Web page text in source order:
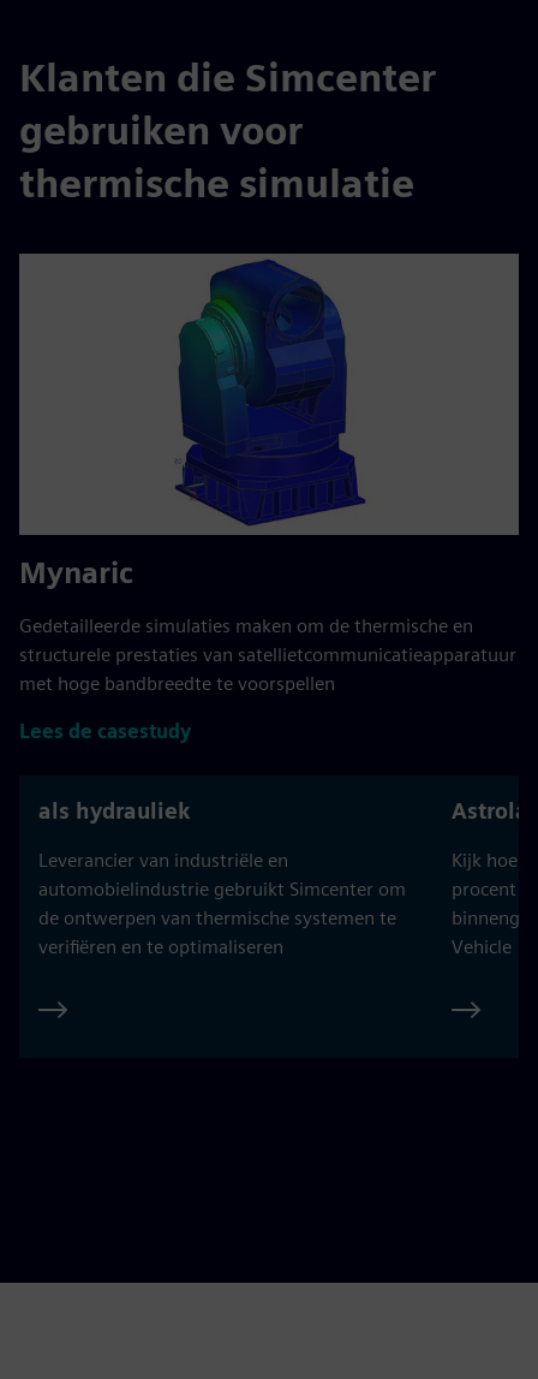
Klanten die Simcenter
gebruiken voor
thermische simulatie
Mynaric
Gedetailleerde simulaties maken om de thermische en
structurele prestaties van satellietcommunicatieapparatuur
met hoge bandbreedte te voorspellen
Lees de casestudy
als hydrauliek
Leverancier van industriële en
automobielindustrie gebruikt Simcenter om
de ontwerpen van thermische systemen te
verifiëren en te optimaliseren
Kijk hoe
procent
Vehicle